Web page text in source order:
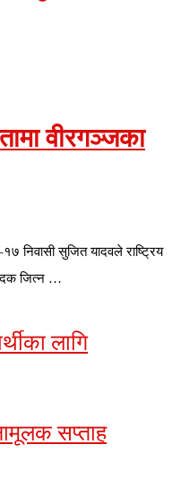
वीरगञ्जका
निवासी सुजित यादवले राष्ट्रिय
पदक जित्न …
लागि
सप्ताह